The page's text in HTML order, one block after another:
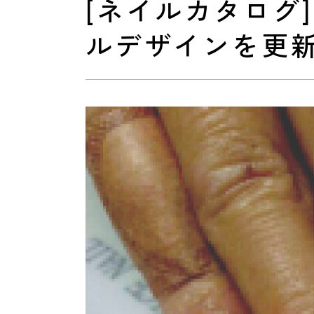
おすすめクーポン
料金メニュー
コンセプト
[ネイルカタロ
ルデザインを更